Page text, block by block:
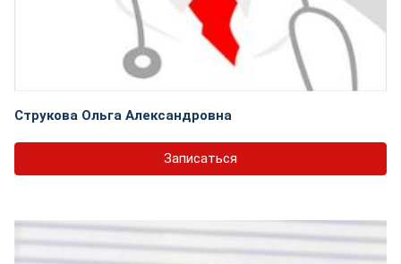
Струкова Ольга Александровна
Записаться